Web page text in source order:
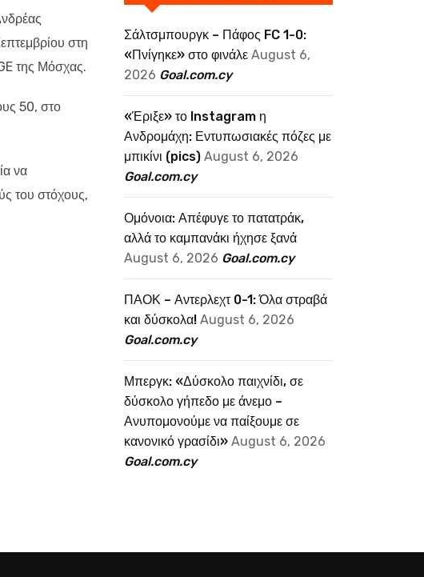
στη
της Μόσχας.
50, στο
να
του στόχους,
Σάλτσμπουργκ – Πάφος FC 1-0:
«Πνίγηκε» στο φινάλε August 6,
2026 Goal.com.cy
«Έριξε» το Instagram η
Ανδρομάχη: Εντυπωσιακές πόζες με
μπικίνι (pics) August 6, 2026
Goal.com.cy
Ομόνοια: Απέφυγε το πατατράκ,
αλλά το καμπανάκι ήχησε ξανά
August 6, 2026 Goal.com.cy
ΠΑΟΚ – Αντερλεχτ 0-1: Όλα στραβά
και δύσκολα! August 6, 2026
Goal.com.cy
Μπεργκ: «Δύσκολο παιχνίδι, σε
δύσκολο γήπεδο με άνεμο –
Ανυπομονούμε να παίξουμε σε
κανονικό γρασίδι» August 6, 2026
Goal.com.cy